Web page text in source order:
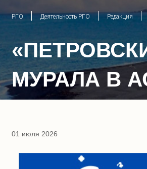
РГО Деятельность РГО Редакция
МУРАЛА В
01 июля 2026